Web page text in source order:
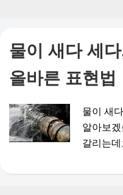
물이 새다 세
올바른 표현법
물이 새
알아보
갈리는데